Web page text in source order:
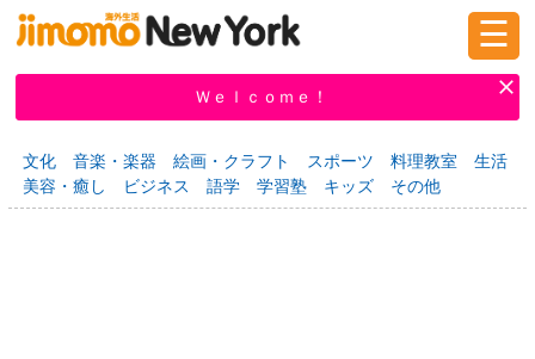
掲示板 タウン情報 教えて！
☰
Ｗｅｌｃｏｍｅ！
文化 音楽・楽器 絵画・クラフト スポーツ 料理教室
生活
美容・癒し
ビジネス 語学 学習塾 キッズ その他